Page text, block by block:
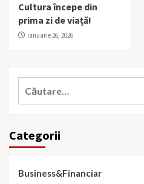
Cultura începe din
prima zi de viață!
ianuarie 26, 2026
Categorii
Business&Financiar